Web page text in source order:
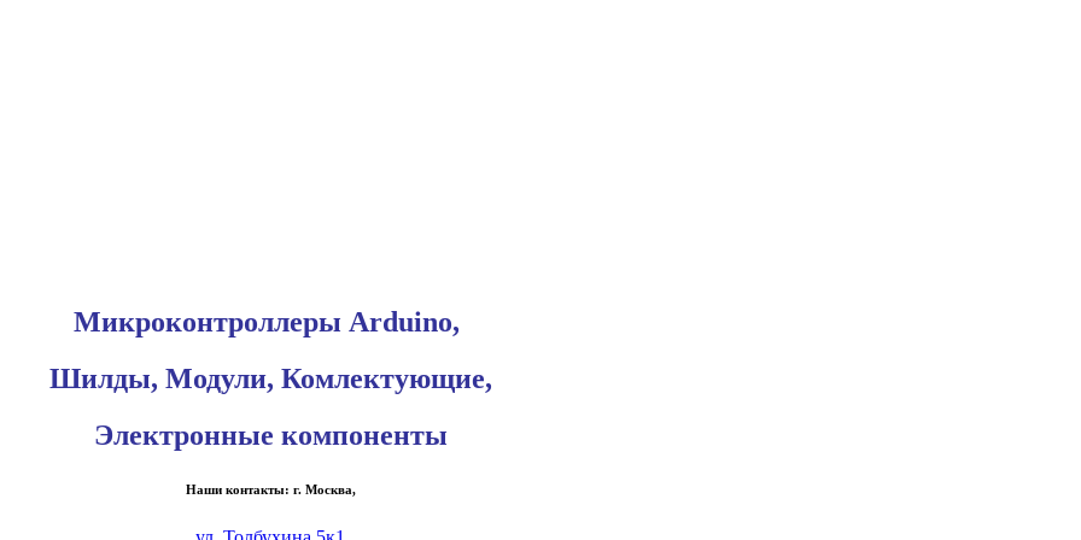
Микроконтроллеры Arduino,
Шилды, Модули, Комлектующие,
Электронные компоненты
Наши контакты: г. Москва,